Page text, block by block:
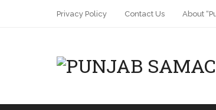
Privacy Policy Contact Us About